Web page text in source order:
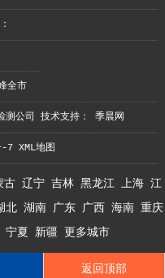
全市
测公司 技术支持：季晨网
-7 XML地图
古 辽宁 吉林 黑龙江 上海 江
北 湖南 广东 广西 海南 重庆
宁夏 新疆 更多城市
返回顶部